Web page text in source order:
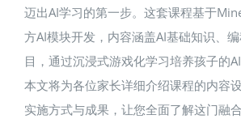
迈出AI学习的第一步。这套课程基于
方AI模块开发，内容涵盖AI基础知识、
目，通过沉浸式游戏化学习培养孩子的AI
本文将为各位家长详细介绍课程的内容
实施方式与成果，让您全面了解这门融